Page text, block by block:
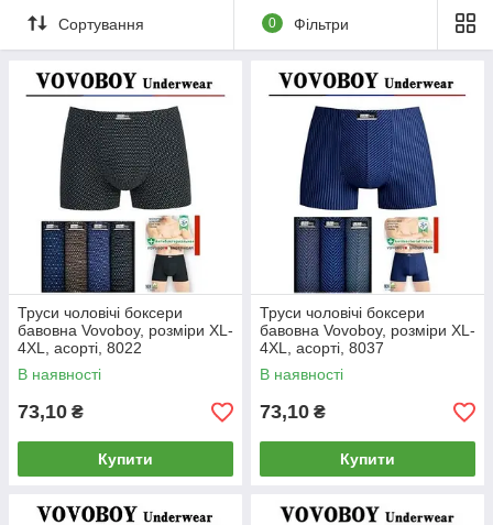
Сортування 0 Фільтри
Труси чоловічі боксери
бавовна Vovoboy, розміри XL-
4XL, асорті, 8022
В наявності
73,10 ₴
Купити
Труси чоловічі боксери
бавовна Vovoboy, розміри XL-
4XL, асорті, 8037
В наявності
73,10 ₴
Купити